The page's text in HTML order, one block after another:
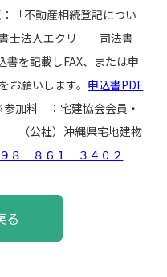
不動産相続登記につい
士法人エクリ 司法書
記載しFAX、または申
お願いします。 申込書PDF
参加料 ：宅建協会会員・
社）沖縄県宅地建物
８－８６１－３４０２
る